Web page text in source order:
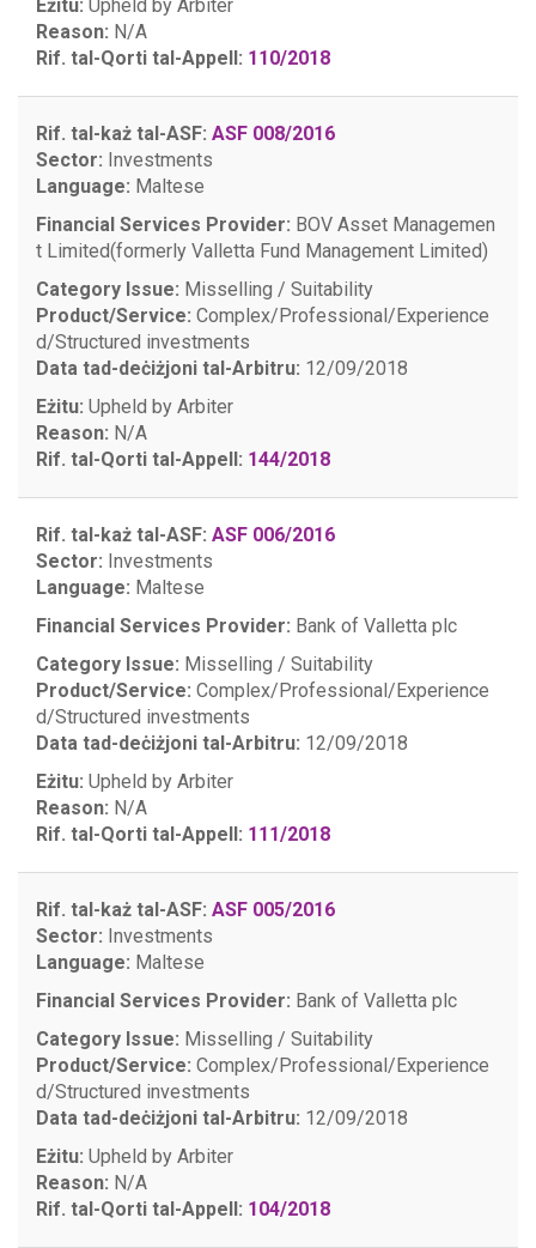
Eżitu: Upheld by Arbiter
Reason: N/A
Rif. tal-Qorti tal-Appell: 110/2018
Rif. tal-każ tal-ASF: ASF 008/2016
Sector: Investments
Language: Maltese
Financial Services Provider: BOV Asset Managemen
t Limited(formerly Valletta Fund Management Limited)
Category Issue: Misselling / Suitability
Product/Service: Complex/Professional/Experience
d/Structured investments
Data tad-deċiżjoni tal-Arbitru: 12/09/2018
Eżitu: Upheld by Arbiter
Reason: N/A
Rif. tal-Qorti tal-Appell: 144/2018
Rif. tal-każ tal-ASF: ASF 006/2016
Sector: Investments
Language: Maltese
Financial Services Provider: Bank of Valletta plc
Category Issue: Misselling / Suitability
Product/Service: Complex/Professional/Experience
d/Structured investments
Data tad-deċiżjoni tal-Arbitru: 12/09/2018
Eżitu: Upheld by Arbiter
Reason: N/A
Rif. tal-Qorti tal-Appell: 111/2018
Rif. tal-każ tal-ASF: ASF 005/2016
Sector: Investments
Language: Maltese
Financial Services Provider: Bank of Valletta plc
Category Issue: Misselling / Suitability
Product/Service: Complex/Professional/Experience
d/Structured investments
Data tad-deċiżjoni tal-Arbitru: 12/09/2018
Eżitu: Upheld by Arbiter
Reason: N/A
Rif. tal-Qorti tal-Appell: 104/2018